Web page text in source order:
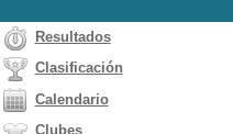
Resultados
Clasificación
Calendario
Clubes